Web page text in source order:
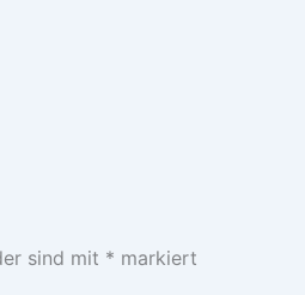
sind mit * markiert